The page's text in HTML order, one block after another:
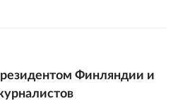
Финляндии и